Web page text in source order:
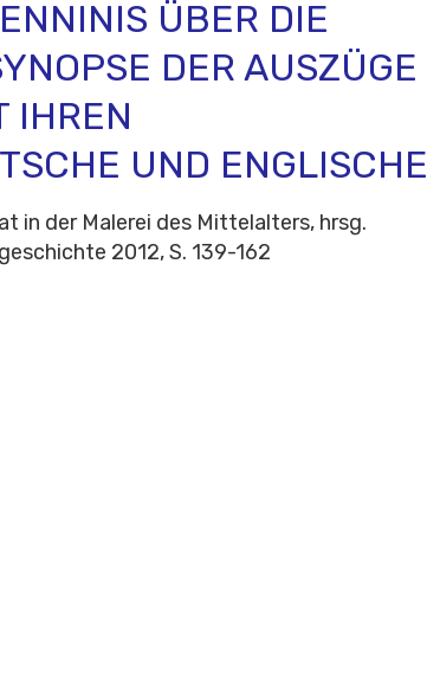
ÜBER DIE
DER AUSZÜGE
IHREN
UND ENGLISCHE
in der Malerei des Mittelalters, hrsg.
2012, S. 139-162